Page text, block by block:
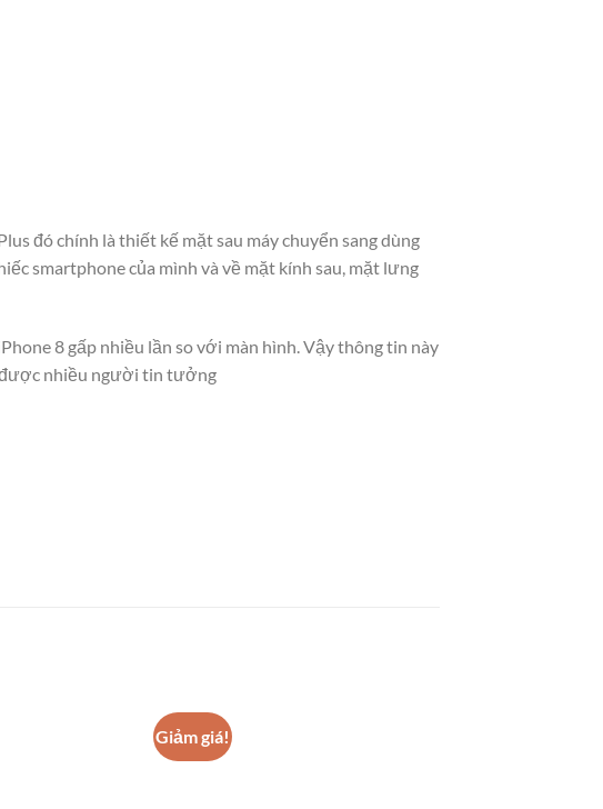
đó chính là thiết kế mặt sau máy chuyển sang dùng
smartphone của mình và về mặt kính sau, mặt lưng
8 gấp nhiều lần so với màn hình. Vậy thông tin này
được nhiều người tin tưởng
Giảm giá!